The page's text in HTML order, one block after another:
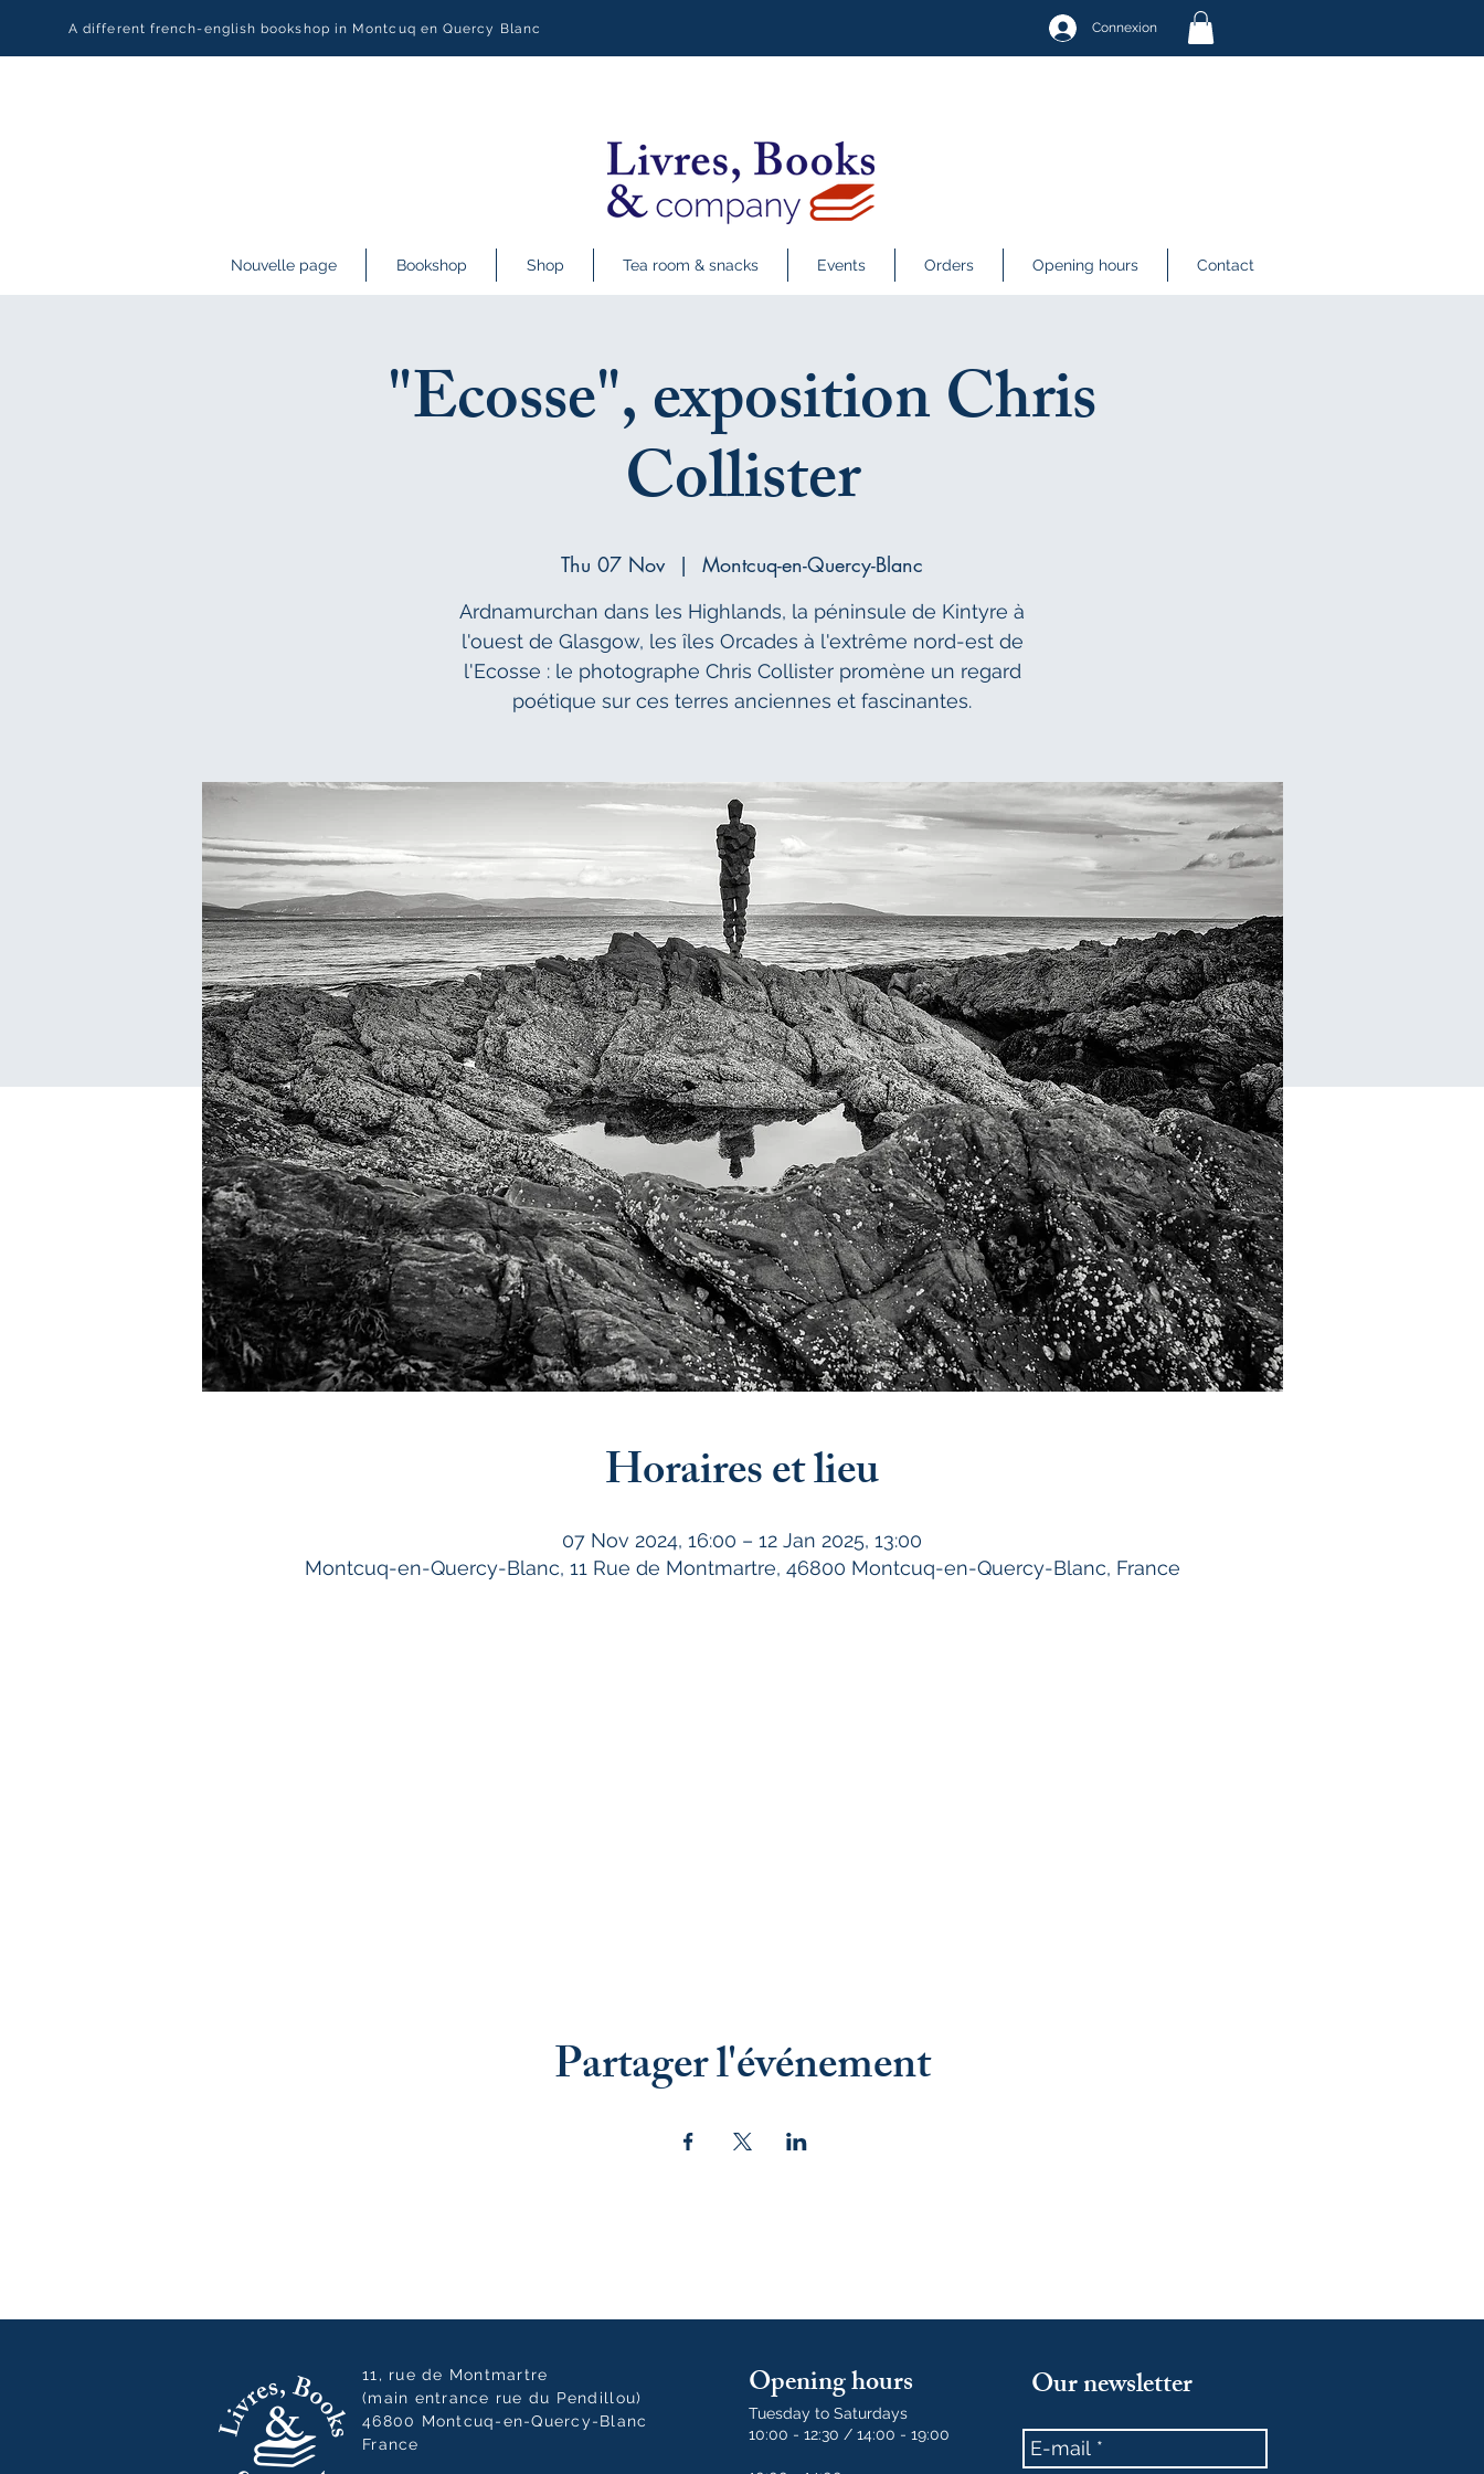
A different french-english bookshop in Montcuq en Quercy Blanc Connexion
Nouvelle page Bookshop Shop Tea room & snacks Events Orders Opening hours Contact
"Ecosse", exposition Chris
Collister
Thu 07 Nov
  |
Montcuq-en-Quercy-Blanc
Ardnamurchan dans les Highlands, la péninsule de Kintyre à
l'ouest de Glasgow, les îles Orcades à l'extrême nord-est de
l'Ecosse : le photographe Chris Collister promène un regard
poétique sur ces terres anciennes et fascinantes.
Horaires et lieu
07 Nov 2024, 16:00 – 12 Jan 2025, 13:00
Montcuq-en-Quercy-Blanc, 11 Rue de Montmartre, 46800 Montcuq-en-Quercy-Blanc, France
Partager l'événement
11, rue de Montmartre
(main entrance rue du Pendillou)
46800 Montcuq-en-Quercy-Blanc
France
Opening hours
Tuesday to Saturdays
10:00 - 12:30 / 14:00 - 19:00
Our newsletter